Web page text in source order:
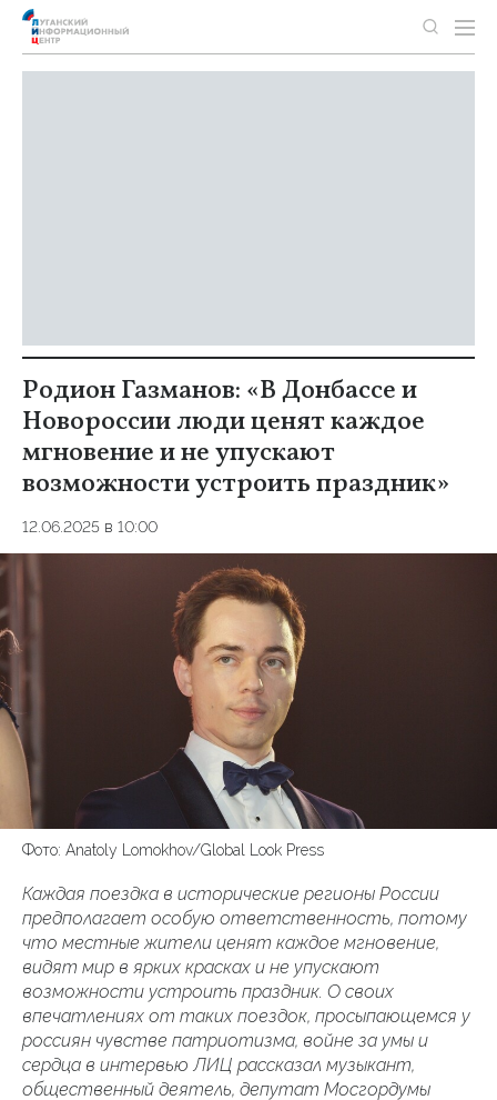
Родион Газманов: «В Донбассе и
Новороссии люди ценят каждое
мгновение и не упускают
возможности устроить праздник»
12.06.2025 в 10:00
Фото: Anatoly Lomokhov/Global Look Press
Каждая поездка в исторические регионы России
предполагает особую ответственность, потому
что местные жители ценят каждое мгновение,
видят мир в ярких красках и не упускают
возможности устроить праздник. О своих
впечатлениях от таких поездок, просыпающемся у
россиян чувстве патриотизма, войне за умы и
сердца в интервью ЛИЦ рассказал музыкант,
общественный деятель, депутат Мосгордумы